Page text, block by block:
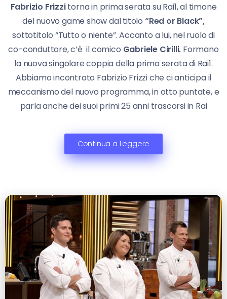
Fabrizio Frizzitorna in prima serata su Rai1, al timone
del nuovo game show dal titolo “Red or Black”,
sottotitolo “Tutto o niente”. Accanto a lui, nel ruolo di
co-conduttore, c’è il comico Gabriele Cirilli. Formano
la nuova singolare coppia della prima serata di Rai1.
Abbiamo incontrato Fabrizio Frizzi che ci anticipa il
meccanismo del nuovo programma, in otto puntate, e
parla anche dei suoi primi 25 anni trascorsi in Rai
Continua a Leggere